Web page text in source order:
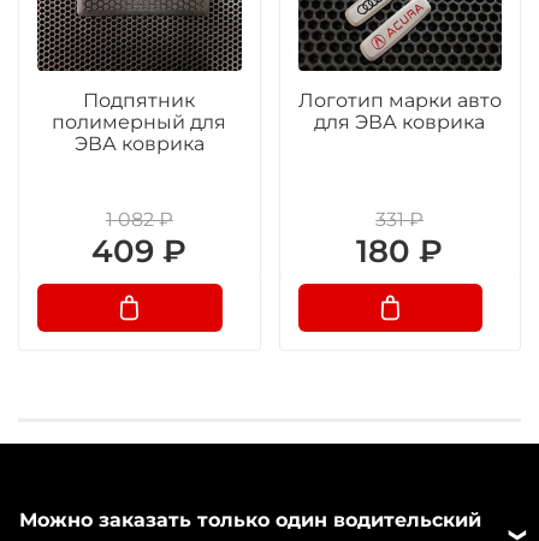
Подпятник
полимерный для
ЭВА коврика
1 082 ₽
409 ₽
Логотип марки авто
для ЭВА коврика
331 ₽
180 ₽
Можно заказать только один водительский